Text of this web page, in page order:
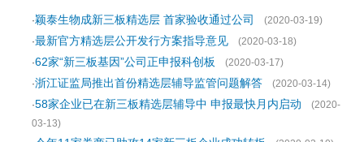
·颖泰生物成新三板精选层 首家验收通过公司
(2020-03-19)
·最新官方精选层公开发行方案指导意见
(2020-03-18)
·62家“新三板基因”公司正申报科创板
(2020-03-17)
·浙江证监局推出首份精选层辅导监管问题解答
(2020-03-14)
·58家企业已在新三板精选层辅导中 申报最快月内启动
(2020-
03-13)